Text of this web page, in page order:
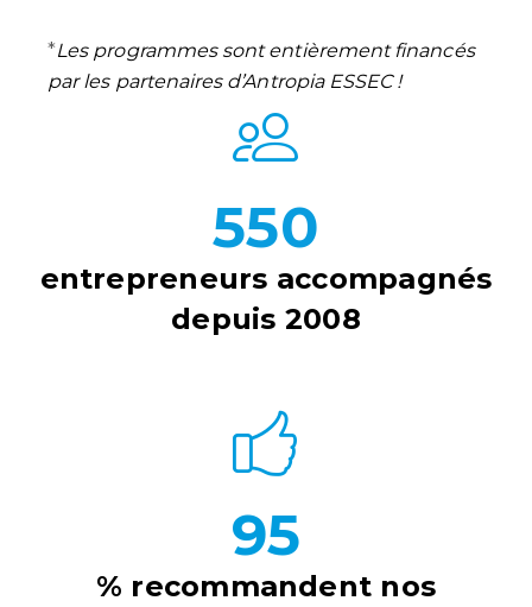
*Les programmes sont entièrement financés
par les partenaires d’Antropia ESSEC !
550
entrepreneurs accompagnés
depuis 2008
95
% recommandent nos